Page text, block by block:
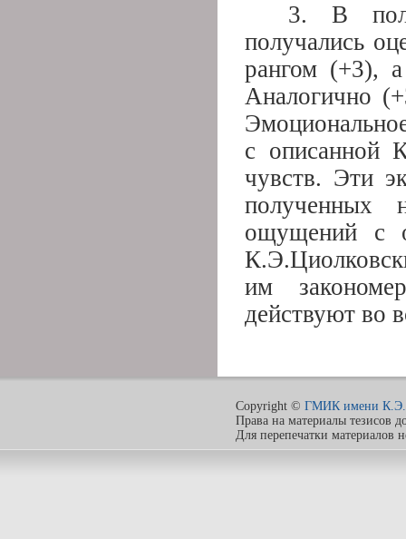
3. В
получались
рангом (+3),
Аналогично
с описанной
чувств. Эти
полученных
ощущений с
им
действуют во
Copyright © ГМИК имени К.Э.
Права на материалы тезисов
Для перепечатки материалов